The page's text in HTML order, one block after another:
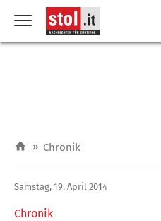
» Chronik
Chronik
Samstag, 19. April 2014